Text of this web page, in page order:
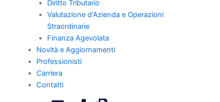
Diritto Tributario
Valutazione d'Azienda e Operazioni
Straordinarie
Finanza Agevolata
Novità e Aggiornamenti
Professionisti
Carriera
Contatti
Riproduzione riservata
Home